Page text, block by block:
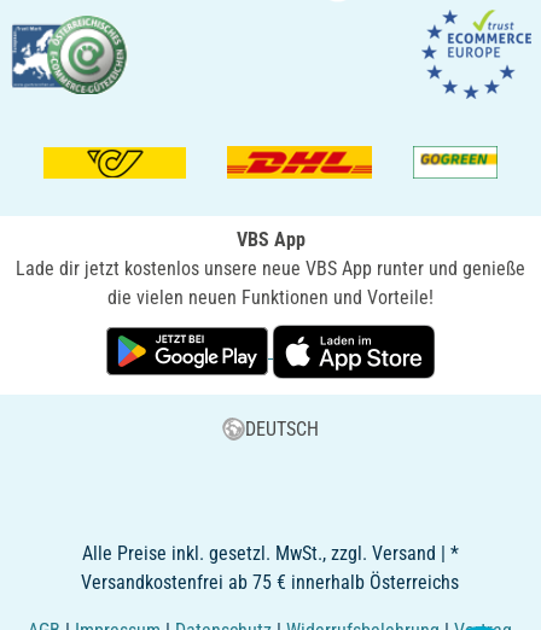
VBS App
Lade dir jetzt kostenlos unsere neue VBS App runter und genieße
die vielen neuen Funktionen und Vorteile!
DEUTSCH
Alle Preise inkl. gesetzl. MwSt., zzgl. Versand | *
Versandkostenfrei ab 75 € innerhalb Österreichs